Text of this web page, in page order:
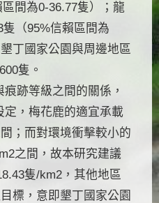
間為0-36.77隻）；龍
（95%信賴區間為
丁國家公園與周邊地區
隻。
跡等級之間的關係，
，梅花鹿的適宜承載
；而對環境衝擊較小的
之間，故本研究建議
隻/km2，其他地區
標，意即墾丁國家公園